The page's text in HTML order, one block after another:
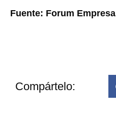
Fuente: Forum Empresa
Compártelo: